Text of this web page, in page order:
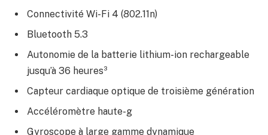
Connectivité Wi-Fi 4 (802.11n)
Bluetooth 5.3
Autonomie de la batterie lithium-ion rechargeable
jusqu’à 36 heures³
Capteur cardiaque optique de troisième génération
Accéléromètre haute-g
Gyroscope à large gamme dynamique